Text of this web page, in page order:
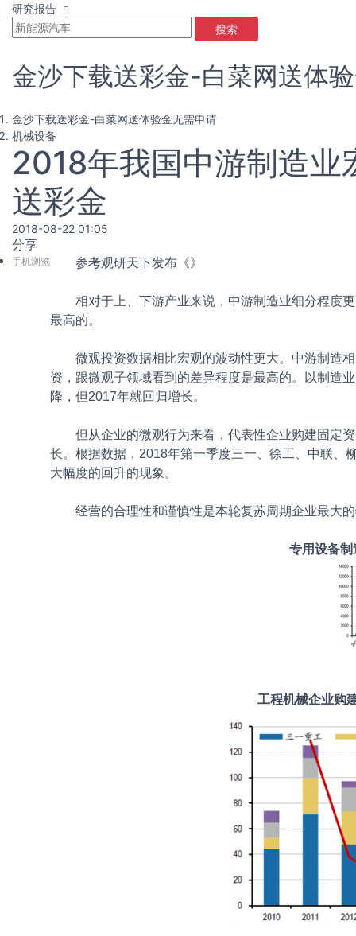
研究报告
搜索
金沙下载送彩金-白菜网送体
金沙下载送彩金-白菜网送体验金无需申请
机械设备
2018年我国中游制造
送彩金
2018-08-22 01:05
分享
手机浏览 参考观研天下发布《》
相对于上、下游产业来说，中游制造业细分程度更
最高的。
微观投资数据相比宏观的波动性更大。中游制造相
资，跟微观子领域看到的差异程度是最高的。以制造
降，但2017年就回归增长。
但从企业的微观行为来看，代表性企业购建固定资
长。根据数据，2018年第一季度三一、徐工、中联、
大幅度的回升的现象。
经营的合理性和谨慎性是本轮复苏周期企业最大的
专用设备制造
工程机械企业购建